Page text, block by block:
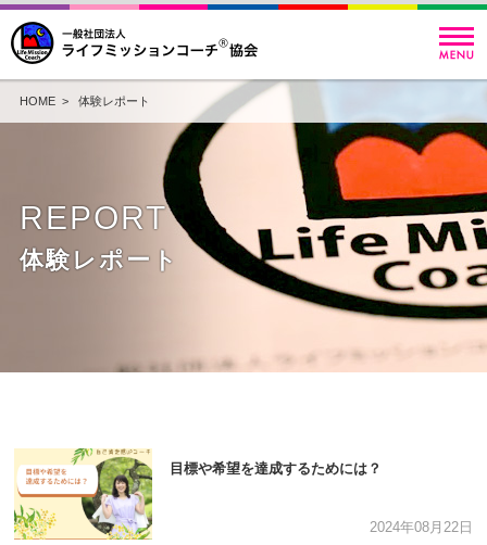
HOME> 体験レポート
REPORT
体験レポート
目標や希望を達成するためには？
2024年08月22日